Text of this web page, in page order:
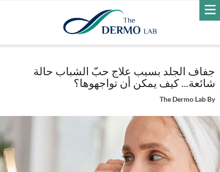
Home
جفاف الجلد بسبب علاج حبّ الشباب حالة شائعة…
كيف يمكن أن تواجهوها؟
جفاف الجلد بسبب علاج حبّ الشباب حالة
شائعة… كيف يمكن أن تواجهوها؟
By
The Dermo Lab